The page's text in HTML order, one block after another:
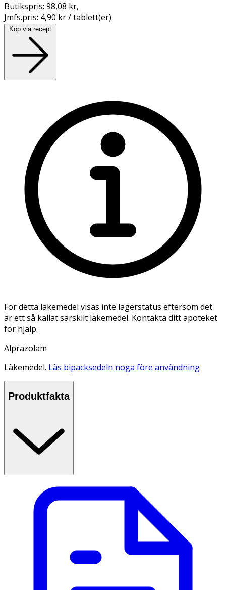
Butikspris: 98,08 kr,
Jmfs.pris: 4,90 kr / tablett(er)
Köp via recept
För detta läkemedel visas inte lagerstatus eftersom det
är ett så kallat särskilt läkemedel. Kontakta ditt apoteket
för hjälp.
Alprazolam
Läkemedel. Läs bipacksedeln noga före användning
Produktfakta